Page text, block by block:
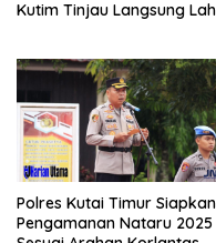
Kutim Tinjau Langsung
Polres Kutai Timur Siapkan
Pengamanan Nataru 2025